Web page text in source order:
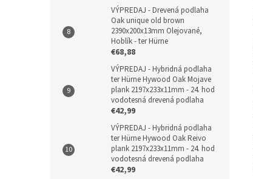
VÝPREDAJ - Drevená podlaha
Oak unique old brown
2390x200x13mm Olejované,
Hoblík - ter Hürne
€68,88
VÝPREDAJ - Hybridná podlaha
ter Hürne Hywood Oak Mojave
plank 2197x233x11mm - 24. hod
vodotesná drevená podlaha
€42,99
VÝPREDAJ - Hybridná podlaha
ter Hürne Hywood Oak Reivo
plank 2197x233x11mm - 24. hod
vodotesná drevená podlaha
€42,99